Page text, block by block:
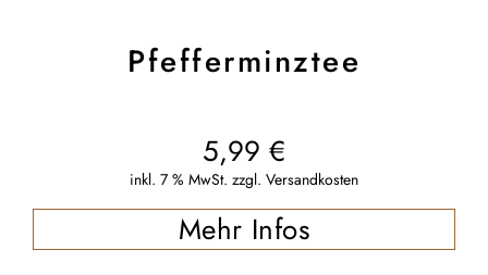
Pfefferminztee
5,99 €
inkl. 7 % MwSt. zzgl. Versandkosten
Mehr Infos